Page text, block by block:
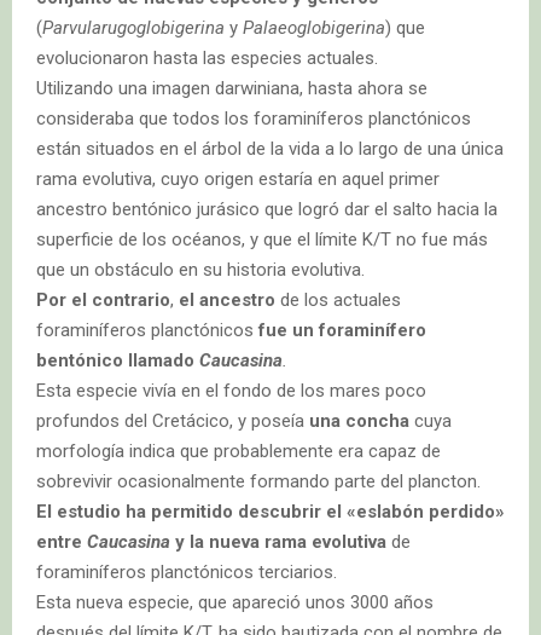
(Parvularugoglobigerina y Palaeoglobigerina) que
evolucionaron hasta las especies actuales.
Utilizando una imagen darwiniana, hasta ahora se
consideraba que todos los foraminíferos planctónicos
están situados en el árbol de la vida a lo largo de una única
rama evolutiva, cuyo origen estaría en aquel primer
ancestro bentónico jurásico que logró dar el salto hacia la
superficie de los océanos, y que el límite K/T no fue más
que un obstáculo en su historia evolutiva.
Por el contrario, el ancestro de los actuales
foraminíferos planctónicosfue un foraminífero
bentónico llamado Caucasina.
Esta especie vivía en el fondo de los mares poco
profundos del Cretácico, y poseía una concha cuya
morfología indica que probablemente era capaz de
sobrevivir ocasionalmente formando parte del plancton.
El estudio ha permitido descubrir el «eslabón perdido»
entre Caucasina y la nueva rama evolutiva de
foraminíferos planctónicos terciarios.
Esta nueva especie, que apareció unos 3000 años